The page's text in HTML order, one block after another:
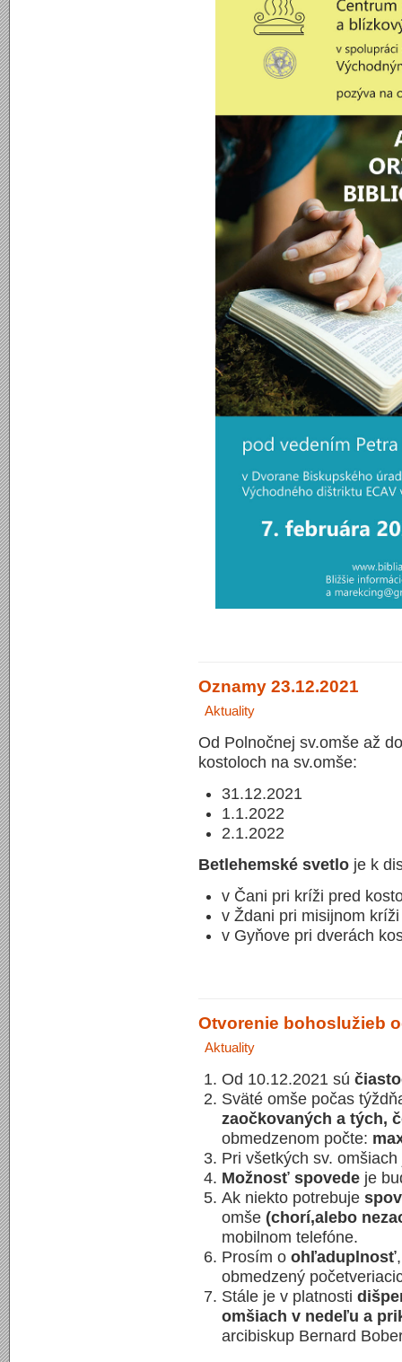
Oznamy 23.12.2021
Aktuality
Od Polnočnej sv.omše až
kostoloch na sv.omše:
31.12.2021
1.1.2022
2.1.2022
Betlehemské svetlo je k
v Čani pri kríži pred
v Ždani pri misijnom
v Gyňove pri dverách
Otvorenie bohoslužieb
Aktuality
Od 10.12.2021 sú
Sväté omše počas
zaočkovaných a tých,
obmedzenom počte:
Pri všetkých sv.
Možnosť spovede je
Ak niekto potrebuje
omše (chorí,alebo
mobilnom telefóne.
Prosím oohľaduplnosť
obmedzený
Stále je v platnosti
omšiach v nedeľu a
arcibiskup Bernard